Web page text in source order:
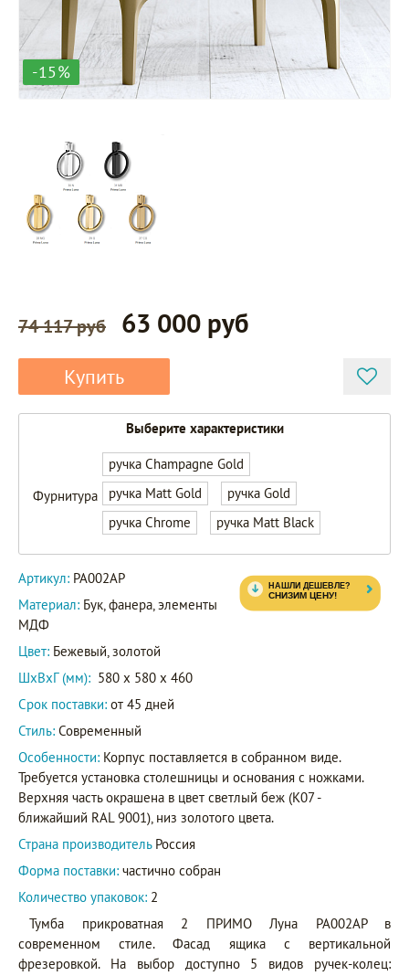
-15%
74 117 руб 63 000 руб
Купить
Выберите характеристики
Фурнитура
ручка Champagne Gold
ручка Matt Gold
ручка Gold
ручка Chrome
ручка Matt Black
Артикул: PA002AP
Материал: Бук, фанера, элементы
МДФ
Цвет: Бежевый, золотой
ШxВxГ (мм): 580 x 580 x 460
Срок поставки: от 45 дней
Стиль: Современный
Особенности: Корпус поставляется в собранном виде.
Требуется установка столешницы и основания с ножками.
Верхняя часть окрашена в цвет светлый беж (K07 -
ближайший RAL 9001), низ золотого цвета.
Страна производитель Россия
Форма поставки: частично собран
Количество упаковок: 2
Тумба прикроватная 2 ПРИМО Луна PA002AP в
современном стиле. Фасад ящика с вертикальной
фрезеровкой. На выбор доступно 5 видов ручек-колец: